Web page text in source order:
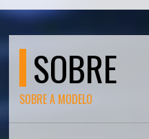
SOBRE
SOBRE A MODELO